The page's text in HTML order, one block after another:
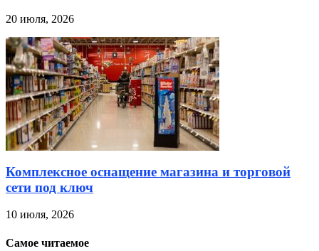
20 июля, 2026
Комплексное оснащение магазина и торговой
сети под ключ
10 июля, 2026
Самое читаемое